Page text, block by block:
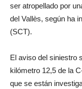
ser atropellado por
del Vallès, según ha
(SCT).
El aviso del siniestro
kilómetro 12,5 de la
que se están